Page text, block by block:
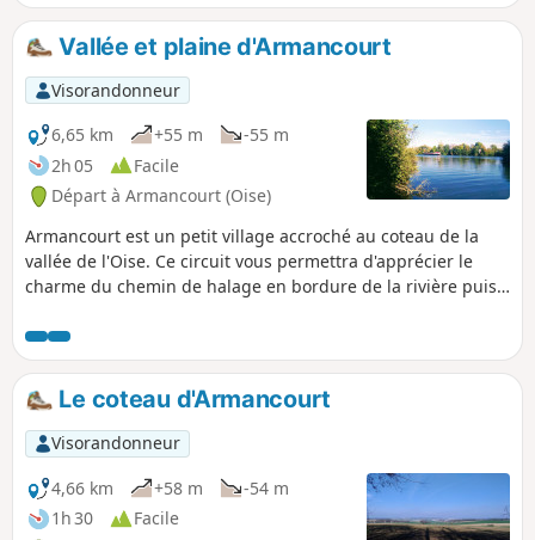
Vallée et plaine d'Armancourt
Visorandonneur
6,65 km
+55 m
-55 m
2h 05
Facile
Départ à Armancourt (Oise)
Armancourt est un petit village accroché au coteau de la
vallée de l'Oise. Ce circuit vous permettra d'apprécier le
charme du chemin de halage en bordure de la rivière puis
vallée au sud et la plaine au Nord.
Le coteau d'Armancourt
Visorandonneur
4,66 km
+58 m
-54 m
1h 30
Facile